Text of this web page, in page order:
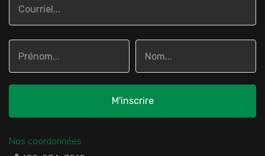
Nos coordonnées